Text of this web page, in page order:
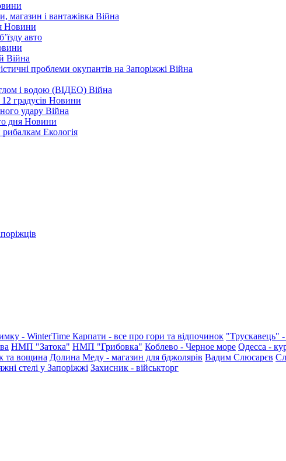
магазин і вантажівка Війна
Новини
авто
Війна
проблеми окупантів на Запоріжжі Війна
і водою (ВІДЕО) Війна
градусів Новини
удару Війна
дня Новини
рибалкам Екологія
- WinterTime Карпати - все про гори та відпочинок "Трускавець" -
НМП "Затока" НМП "Грибовка" Коблево - Черное море Одесса -
та вощина Долина Меду - магазин для бджолярів Вадим Слюсарєв
стелі у Запоріжжі Захисник - військторг